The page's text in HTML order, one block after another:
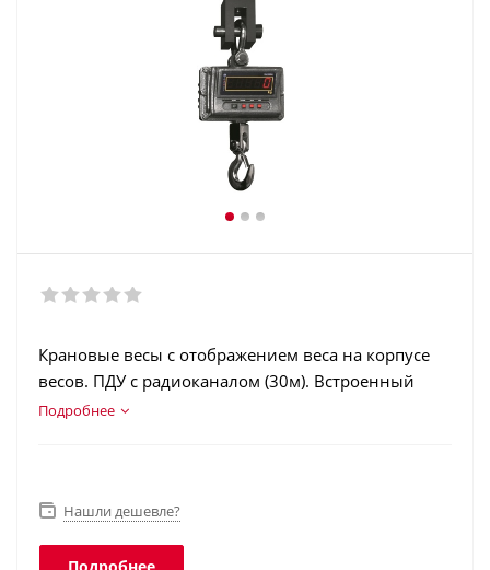
Крановые весы с отображением веса на корпусе
весов. ПДУ с радиоканалом (30м). Встроенный
аккумулятор. Соответствует классу защиты IP64.
Подробнее
Нашли дешевле?